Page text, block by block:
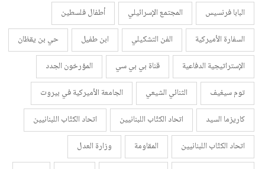
البابا فرنسيس
المجتمع الإسرائيلي
أطفال فلسطين
السفارة الأميركية
الفن التشكيلي ابن طفيل
حي بن يقظان
الإستراتيجية الدفاعية
قناة بي بي سي
المؤرخون الجدد
توم سيغيف
الثنائي الشيعي
الجامعة الأميركية في بيروت
كاريزما السيد
اتحاد الكتّاب اللبنانيين
اتحاد الكتّاب اللبنانيين
اتحاد الكتّاب اللبنانيين
المقاومة
وزارة العدل